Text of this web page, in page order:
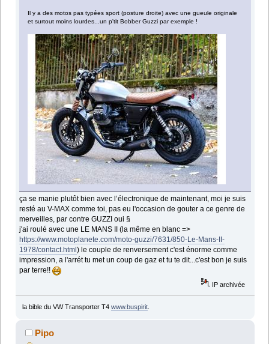
Il y a des motos pas typées sport (posture droite) avec une gueule originale
et surtout moins lourdes...un p'tit Bobber Guzzi par exemple !
ça se manie plutôt bien avec l’électronique de maintenant, moi je suis
resté au V-MAX comme toi, pas eu l'occasion de gouter a ce genre de
merveilles, par contre GUZZI oui §
j'ai roulé avec une LE MANS II (la même en blanc =>
https://www.motoplanete.com/moto-guzzi/7631/850-Le-Mans-II-
1978/contact.html) le couple de renversement c'est énorme comme
impression, a l'arrét tu met un coup de gaz et tu te dit...c'est bon je suis
par terre!!
IP archivée
la bible du VW Transporter T4 www.buspirit.
Pipo